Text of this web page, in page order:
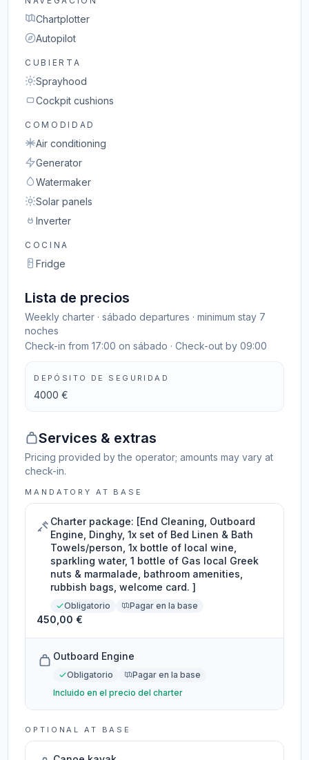
Chartplotter
Autopilot
CUBIERTA
Sprayhood
Cockpit cushions
COMODIDAD
Air conditioning
Generator
Watermaker
Solar panels
Inverter
COCINA
Fridge
Lista de precios
Weekly charter · sábado departures · minimum stay 7
noches
Check-in from 17:00 on sábado · Check-out by 09:00
DEPÓSITO DE SEGURIDAD
4000 €
Services & extras
Pricing provided by the operator; amounts may vary at
check-in.
MANDATORY AT BASE
Charter package: [End Cleaning, Outboard
Engine, Dinghy, 1x set of Bed Linen & Bath
Towels/person, 1x bottle of local wine,
sparkling water, 1 bottle of Gas local Greek
nuts & marmalade, bathroom amenities,
rubbish bags, welcome card. ]
Obligatorio Pagar en la base
450,00 €
Outboard Engine
Obligatorio
Pagar en la base
Incluido en el precio del charter
OPTIONAL AT BASE